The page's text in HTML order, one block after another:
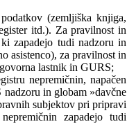
(zemljiška knjiga,
itd.). Za pravilnost in
zapadejo tudi nadzoru in
asistenco), za pravilnost in
lastnik in GURS;
nepremičnin, napačen
in globam »davčne
subjektov pri pripravi
zapadejo tudi